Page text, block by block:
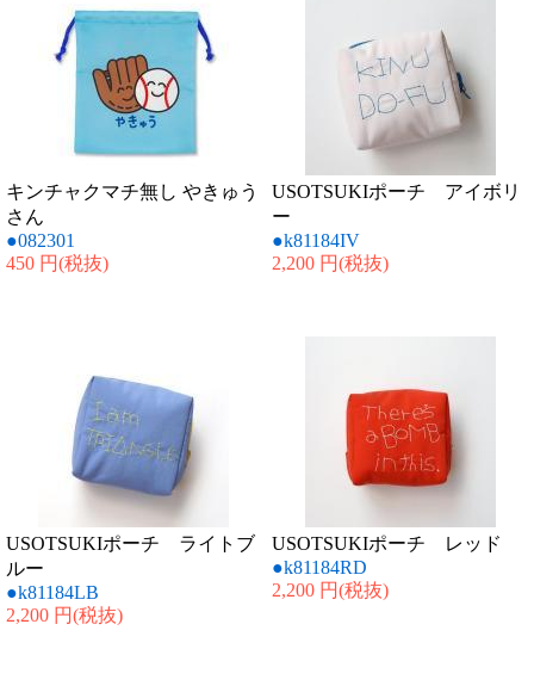
キンチャクマチ無し やきゅう
さん
●082301
450 円(税抜)
USOTSUKIポーチ アイボリ
ー
●k81184IV
2,200 円(税抜)
USOTSUKIポーチ ライトブ
ルー
●k81184LB
2,200 円(税抜)
USOTSUKIポーチ レッド
●k81184RD
2,200 円(税抜)